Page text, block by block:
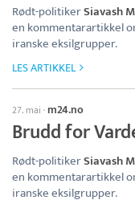
Rødt-politikerSiavash
en kommentarartikkel
iranske eksilgrupper.
LES ARTIKKEL
27. mai · m24.no
Brudd for
Rødt-politikerSiavash
en kommentarartikkel
iranske eksilgrupper.